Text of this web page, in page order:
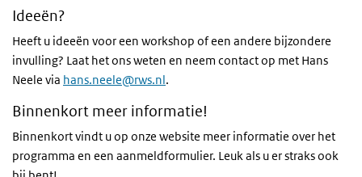
Ideeën?
Heeft u ideeën voor een workshop of een andere bijzondere
invulling? Laat het ons weten en neem contact op met Hans
Neele via hans.neele@rws.nl.
Binnenkort meer informatie!
Binnenkort vindt u op onze website meer informatie over het
programma en een aanmeldformulier. Leuk als u er straks ook